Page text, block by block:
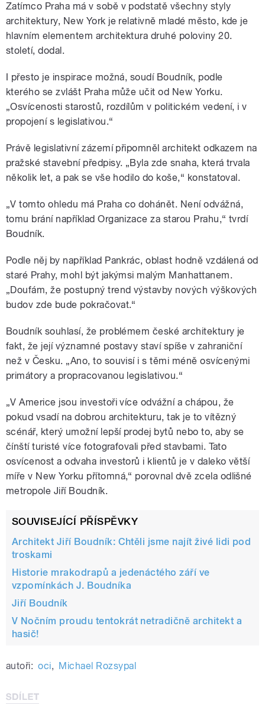
Zatímco Praha má v sobě v podstatě všechny styly
architektury, New York je relativně mladé město, kde je
hlavním elementem architektura druhé poloviny 20.
století, dodal.
I přesto je inspirace možná, soudí Boudník, podle
kterého se zvlášt Praha může učit od New Yorku.
„Osvícenosti starostů, rozdílům v politickém vedení, i v
propojení s legislativou.“
Právě legislativní zázemí připomněl architekt odkazem na
pražské stavební předpisy. „Byla zde snaha, která trvala
několik let, a pak se vše hodilo do koše,“ konstatoval.
„V tomto ohledu má Praha co dohánět. Není odvážná,
tomu brání například Organizace za starou Prahu,“ tvrdí
Boudník.
Podle něj by například Pankrác, oblast hodně vzdálená od
staré Prahy, mohl být jakýmsi malým Manhattanem.
„Doufám, že postupný trend výstavby nových výškových
budov zde bude pokračovat.“
Boudník souhlasí, že problémem české architektury je
fakt, že její významné postavy staví spíše v zahraniční
než v Česku. „Ano, to souvisí i s těmi méně osvícenými
primátory a propracovanou legislativou.“
„V Americe jsou investoři více odvážní a chápou, že
pokud vsadí na dobrou architekturu, tak je to vítězný
scénář, který umožní lepší prodej bytů nebo to, aby se
čínští turisté více fotografovali před stavbami. Tato
osvícenost a odvaha investorů i klientů je v daleko větší
míře v New Yorku přítomná,“ porovnal dvě zcela odlišné
metropole Jiří Boudník.
SOUVISEJÍCÍ PŘÍSPĚVKY
Architekt Jiří Boudník: Chtěli jsme najít živé lidi pod
troskami
Historie mrakodrapů a jedenáctého září ve
vzpomínkách J. Boudníka
Jiří Boudník
V Nočním proudu tentokrát netradičně architekt a
hasič!
autoři: oci, Michael Rozsypal